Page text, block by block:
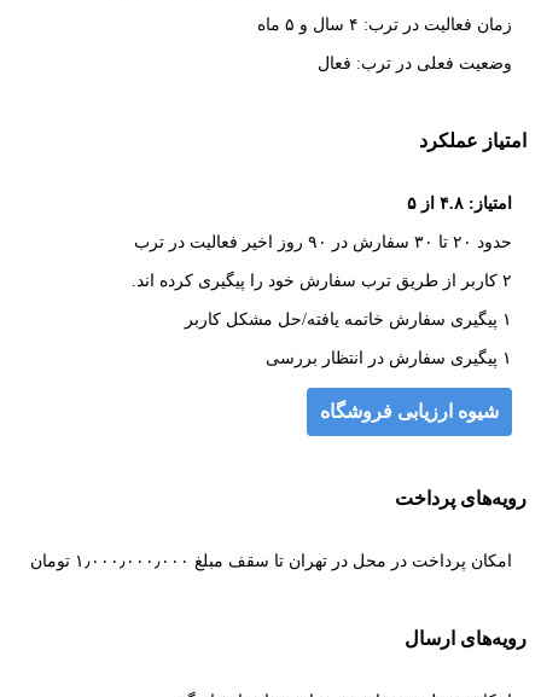
زمان فعالیت در ترب: ۴ سال و ۵ ماه
وضعیت فعلی در ترب: فعال
امتیاز عملکرد
امتیاز: ۴.۸ از ۵
حدود ۲۰ تا ۳۰ سفارش در ۹۰ روز اخیر فعالیت در ترب
۲ کاربر از طریق ترب سفارش خود را پیگیری کرده اند.
۱ پیگیری سفارش خاتمه یافته/حل مشکل کاربر
۱ پیگیری سفارش در انتظار بررسی
شیوه ارزیابی فروشگاه
رویه‌های پرداخت
امکان پرداخت در محل در تهران تا سقف مبلغ ۱٫۰۰۰٫۰۰۰٫۰۰۰ تومان
رویه‌های ارسال